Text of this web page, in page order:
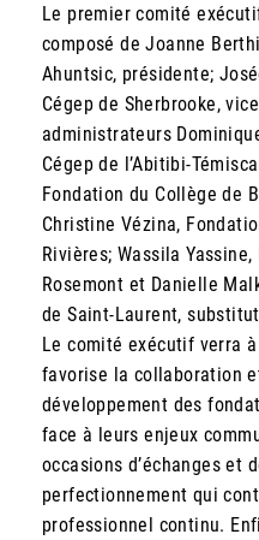
Le premier comité
composé de Joanne
Ahuntsic, présidente;
Cégep de Sherbrooke,
administrateurs
Cégep de l’Abitibi-
Fondation du Collège de
Christine Vézina,
Rivières; Wassila
Rosemont et Danielle
de Saint-Laurent,
Le comité exécutif verra
favorise la collaboration
développement des
face à leurs enjeux
occasions d’échanges et
perfectionnement qui
professionnel continu.